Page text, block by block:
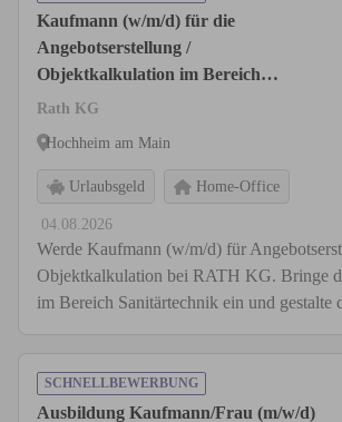
Kaufmann (w/m/d) für die
Angebotserstellung /
Objektkalkulation im Bereich
Installations- und Sanitärtechnik
Rath KG
Hochheim am Main
Urlaubsgeld Home-Office
04.08.2026
Werde Kaufmann (w/m/d) für
Objektkalkulation bei RATH KG. Bringe
im Bereich Sanitärtechnik ein und gestalte
SCHNELLBEWERBUNG
Ausbildung Kaufmann/Frau (m/w/d)